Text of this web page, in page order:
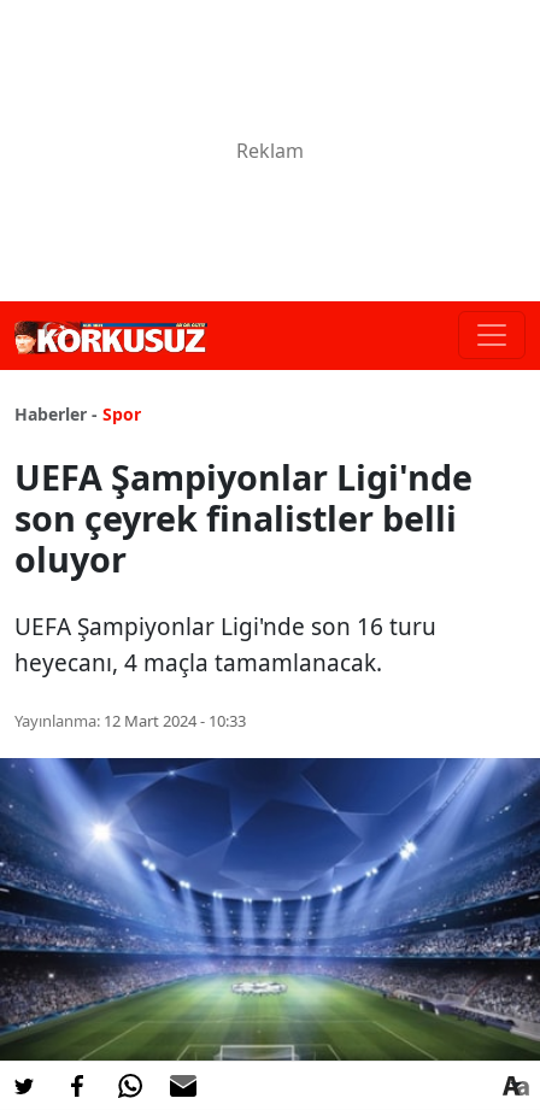
Haberler - Spor
UEFA Şampiyonlar Ligi'nde
son çeyrek finalistler belli
oluyor
UEFA Şampiyonlar Ligi'nde son 16 turu
heyecanı, 4 maçla tamamlanacak.
Yayınlanma: 12 Mart 2024 - 10:33